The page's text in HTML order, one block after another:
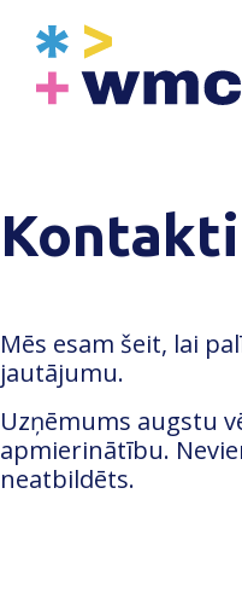
content
Kontakti
Mēs esam šeit, lai
jautājumu.
Uzņēmums augstu
apmierinātību.
neatbildēts.